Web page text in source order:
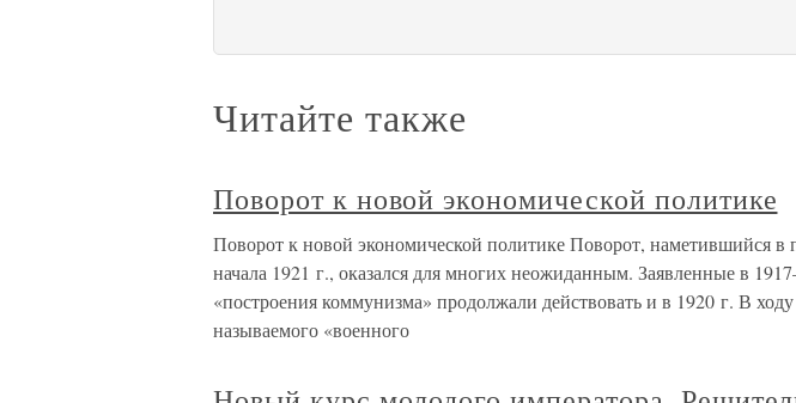
Читайте также
Поворот к новой экономической политике
Поворот к новой экономической политике Поворот, наметившийся в
начала 1921 г., оказался для многих неожиданным. Заявленные в
«построения коммунизма» продолжали действовать и в 1920 г. В
называемого «военного